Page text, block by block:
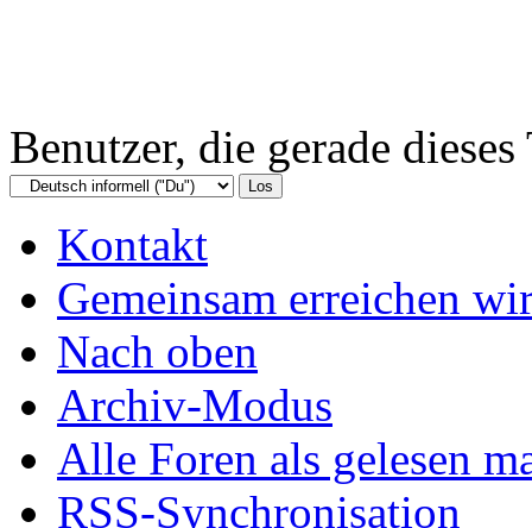
Benutzer, die gerade
Kontakt
Gemeinsam erreichen
Nach oben
Archiv-Modus
Alle Foren als gelesen
RSS-Synchronisation